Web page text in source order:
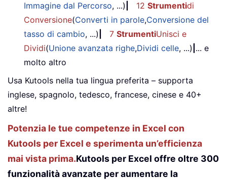
Immagine dal Percorso, ...) 12 Strumentidi
Conversione(Converti in parole,Conversione del
tasso di cambio, ...) 7 StrumentiUnisci e
Dividi(Unione avanzata righe,Dividi celle, ...) ... e
molto altro
Usa Kutools nella tua lingua preferita – supporta
inglese, spagnolo, tedesco, francese, cinese e 40+
altre!
Potenzia le tue competenze in Excel con
Kutools per Excel e sperimenta un’efficienza
mai vista prima.Kutools per Excel offre oltre 300
funzionalità avanzate per aumentare la